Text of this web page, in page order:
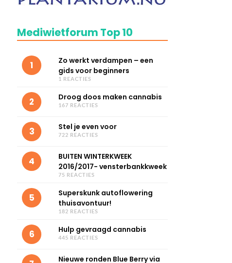
Mediwietforum Top 10
1
Zo werkt verdampen – een
gids voor beginners
1 REACTIES
2 Droog doos maken cannabis
167 REACTIES
3 Stel je even voor
722 REACTIES
4
BUITEN WINTERKWEEK
2016/2017- vensterbankkweek
75 REACTIES
5
Superskunk autoflowering
thuisavontuur!
182 REACTIES
6 Hulp gevraagd cannabis
445 REACTIES
Nieuwe ronden Blue Berry via